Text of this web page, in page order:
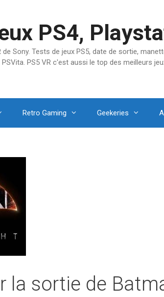
PS4,
de Sony. Tests de jeux PS5, date de sortie,
PS5 VR c'est aussi le top des meilleurs
Retro Gaming Geekeries
la sortie de